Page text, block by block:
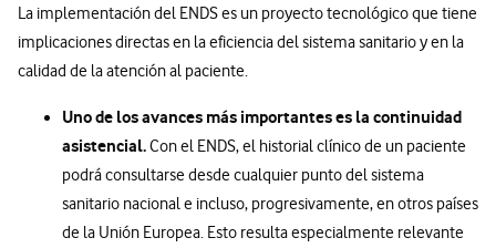
La implementación del ENDS es un proyecto tecnológico que tiene
implicaciones directas en la eficiencia del sistema sanitario y en la
calidad de la atención al paciente.
Uno de los avances más importantes es la continuidad
asistencial.Con el ENDS, el historial clínico de un paciente
podrá consultarse desde cualquier punto del sistema
sanitario nacional e incluso, progresivamente, en otros países
de la Unión Europea. Esto resulta especialmente relevante